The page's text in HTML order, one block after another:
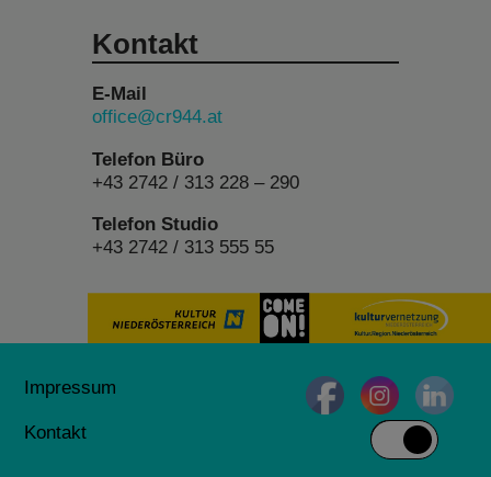
Kontakt
E-Mail
office@cr944.at
Telefon Büro
+43 2742 / 313 228 – 290
Telefon Studio
+43 2742 / 313 555 55
Impressum
Kontakt